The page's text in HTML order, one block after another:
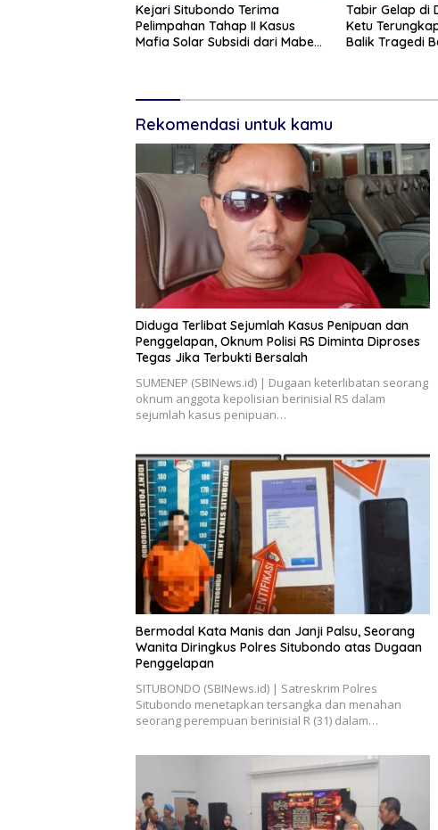
Kejari Situbondo Terima
Pelimpahan Tahap II Kasus
Mafia Solar Subsidi dari Mabes
Tabir Gelap di
Ketu
Balik Tragedi
Rekomendasi untuk kamu
Diduga Terlibat Sejumlah Kasus Penipuan dan
Penggelapan, Oknum Polisi RS Diminta Diproses
Tegas Jika Terbukti Bersalah
SUMENEP (SBINews.id) | Dugaan keterlibatan seorang
oknum anggota kepolisian berinisial RS dalam
sejumlah kasus penipuan…
Bermodal Kata Manis dan Janji Palsu, Seorang
Wanita Diringkus Polres Situbondo atas Dugaan
Penggelapan
SITUBONDO (SBINews.id) | Satreskrim Polres
Situbondo menetapkan tersangka dan menahan
seorang perempuan berinisial R (31) dalam…